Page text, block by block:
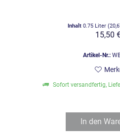
Inhalt 0.75 Liter
15,50
Artikel-Nr.:
Sofort versandfertig,
In den